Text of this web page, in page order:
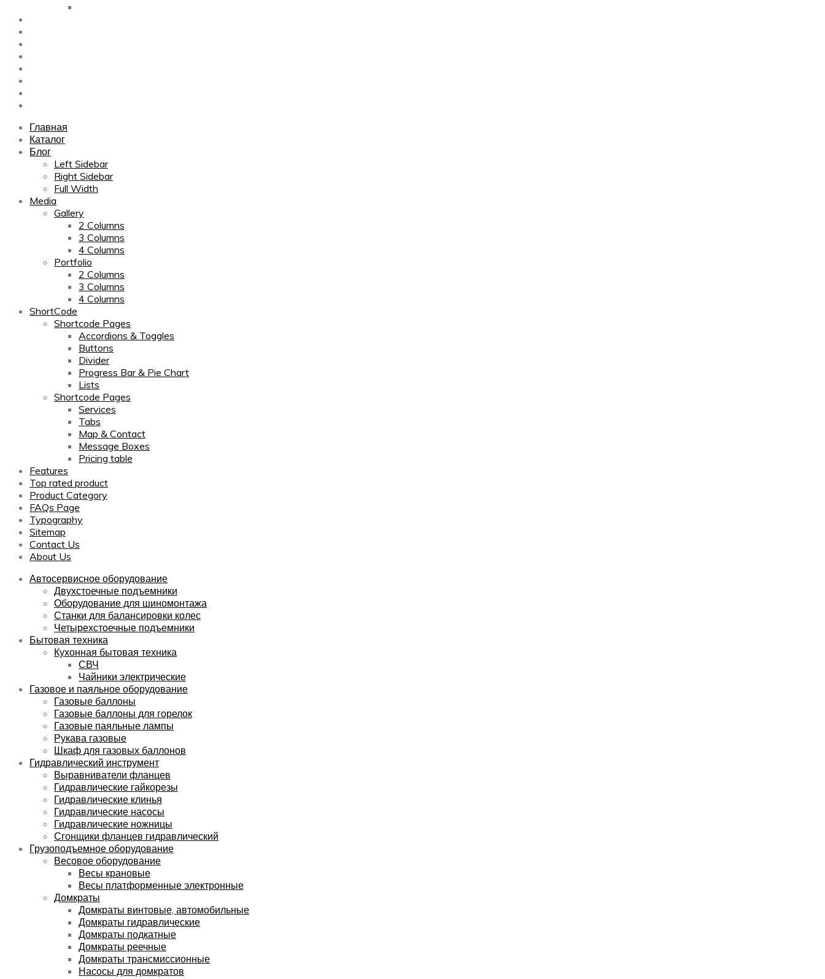
Главная
Каталог
Блог
Left Sidebar
Right Sidebar
Full Width
Media
Gallery
2 Columns
3 Columns
4 Columns
Portfolio
2 Columns
3 Columns
4 Columns
ShortCode
Shortcode Pages
Accordions & Toggles
Buttons
Divider
Progress Bar & Pie Chart
Lists
Shortcode Pages
Services
Tabs
Map & Contact
Message Boxes
Pricing table
Features
Top rated product
Product Category
FAQs Page
Typography
Sitemap
Contact Us
About Us
Автосервисное оборудование
Двухстоечные подъемники
Оборудование для шиномонтажа
Станки для балансировки колес
Четырехстоечные подъемники
Бытовая техника
Кухонная бытовая техника
СВЧ
Чайники электрические
Газовое и паяльное оборудование
Газовые баллоны
Газовые баллоны для горелок
Газовые паяльные лампы
Рукава газовые
Шкаф для газовых баллонов
Гидравлический инструмент
Выравниватели фланцев
Гидравлические гайкорезы
Гидравлические клинья
Гидравлические насосы
Гидравлические ножницы
Сгонщики фланцев гидравлический
Грузоподъемное оборудование
Весовое оборудование
Весы крановые
Весы платформенные электронные
Домкраты
Домкраты винтовые, автомобильные
Домкраты гидравлические
Домкраты подкатные
Домкраты реечные
Домкраты трансмиссионные
Насосы для домкратов